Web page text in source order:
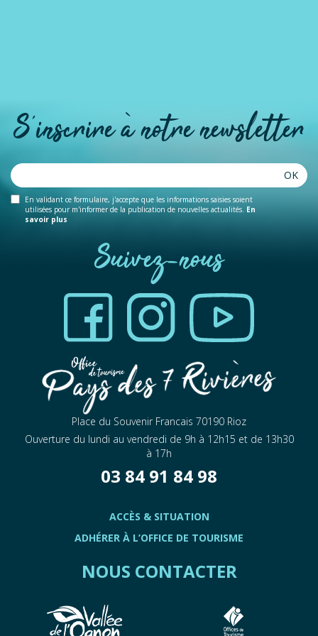
S'inscrire à notre newsletter
En validant ce formulaire, j'accepte que les informations saisies soient
utilisées pour m'informer de la publication de nouvelles actualités. En
savoir plus
OK
Suivez-nous
Place du Souvenir Francais 70190 Rioz
Ouverture du lundi au vendredi de 9h à 12h15 et de 13h30
à 17h
03 84 91 84 98
ACCÈS & SITUATION
ADHÉRER À L’OFFICE DE TOURISME
NOUS CONTACTER